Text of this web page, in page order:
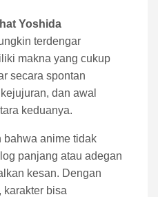
Yoshida
terdengar
makna yang cukup
secara spontan
dan awal
keduanya.
bahwa anime tidak
panjang atau adegan
kesan. Dengan
karakter bisa